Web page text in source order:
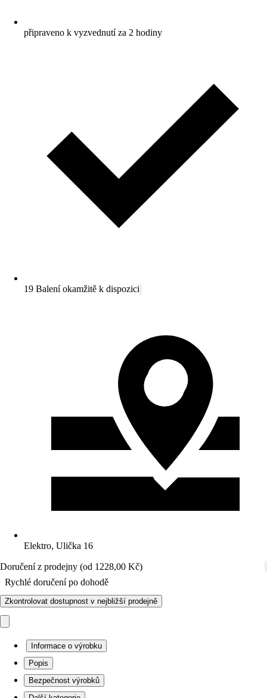
připraveno k vyzvednutí za 2 hodiny
19 Balení okamžitě k dispozici
Elektro, Ulička 16
Doručení z prodejny (od 1228,00 Kč)
Rychlé doručení po dohodě
Zkontrolovat dostupnost v nejbližší prodejně
Informace o výrobku
Popis
Bezpečnost výrobků